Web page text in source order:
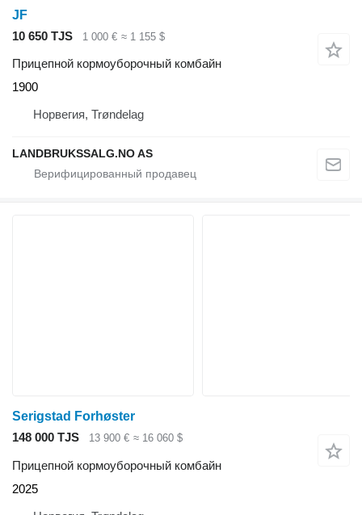
JF
10 650 TJS
1 000 € ≈ 1 155 $
Прицепной кормоуборочный комбайн
1900
Норвегия, Trøndelag
LANDBRUKSSALG.NO AS
Serigstad Forhøster
148 000 TJS
13 900 € ≈ 16 060 $
Прицепной кормоуборочный комбайн
2025